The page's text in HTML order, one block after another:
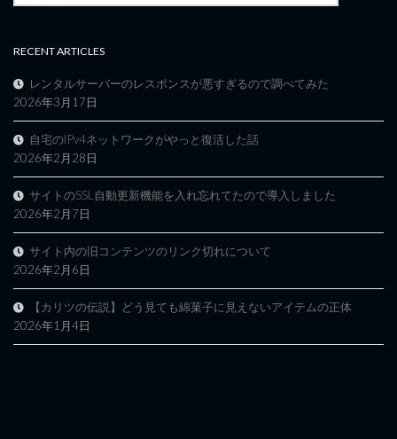
RECENT ARTICLES
レンタルサーバーのレスポンスが悪すぎるので調べてみた
2026年3月17日
自宅のIPv4ネットワークがやっと復活した話
2026年2月28日
サイトのSSL自動更新機能を入れ忘れてたので導入しました
2026年2月7日
サイト内の旧コンテンツのリンク切れについて
2026年2月6日
【カリツの伝説】どう見ても綿菓子に見えないアイテムの正体
2026年1月4日